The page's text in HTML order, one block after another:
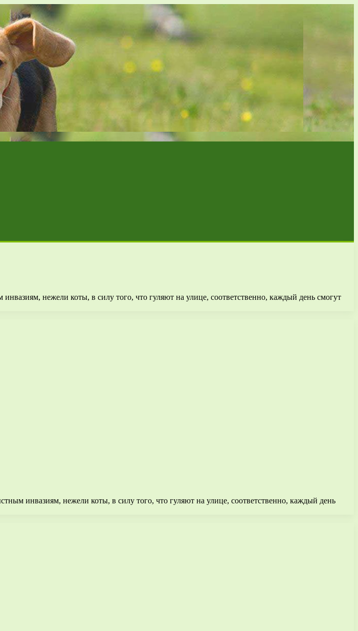
нежели коты, в силу того, что гуляют на улице, соответственно, каждый день смогут
инвазиям, нежели коты, в силу того, что гуляют на улице, соответственно, каждый день